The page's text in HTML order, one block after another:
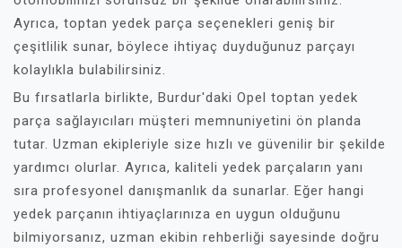
Ayrıca, toptan yedek parça seçenekleri geniş bir
çeşitlilik sunar, böylece ihtiyaç duyduğunuz parçayı
kolaylıkla bulabilirsiniz.
Bu fırsatlarla birlikte, Burdur'daki Opel toptan yedek
parça sağlayıcıları müşteri memnuniyetini ön planda
tutar. Uzman ekipleriyle size hızlı ve güvenilir bir şekilde
yardımcı olurlar. Ayrıca, kaliteli yedek parçaların yanı
sıra profesyonel danışmanlık da sunarlar. Eğer hangi
yedek parçanın ihtiyaçlarınıza en uygun olduğunu
bilmiyorsanız, uzman ekibin rehberliği sayesinde doğru